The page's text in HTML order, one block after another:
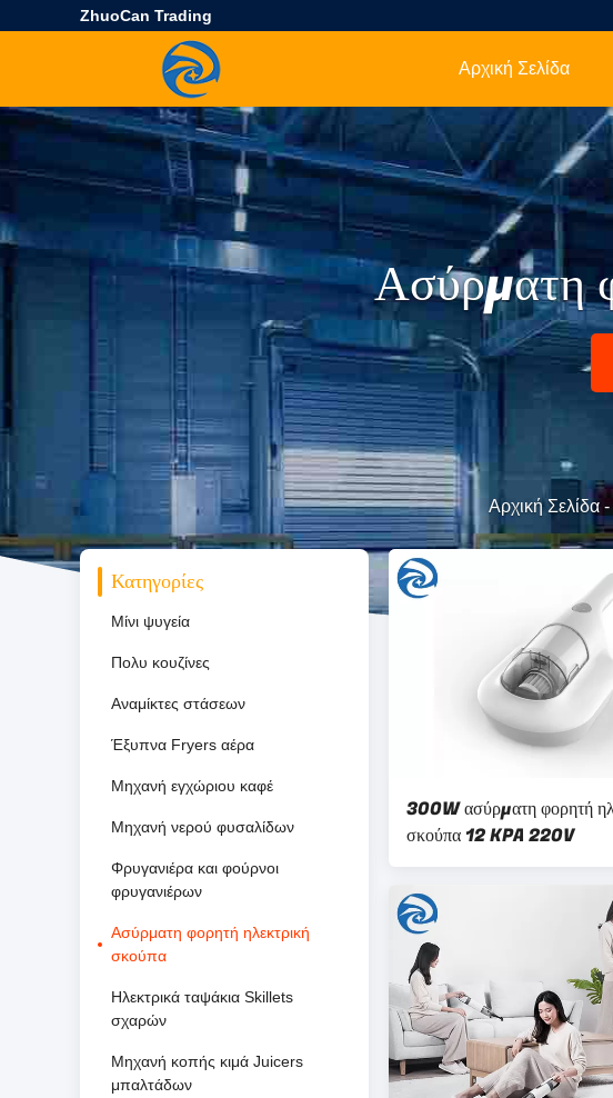
ZhuoCan Trading
Αρχική Σελίδα
Ασύρματη
Αρχική Σελίδα-
Κατηγορίες
Μίνι ψυγεία
Πολυ κουζίνες
Αναμίκτες στάσεων
Έξυπνα Fryers αέρα
Μηχανή εγχώριου καφέ
Μηχανή νερού φυσαλίδων
Φρυγανιέρα και φούρνοι
φρυγανιέρων
Ασύρματη φορητή ηλεκτρική
σκούπα
Ηλεκτρικά ταψάκια Skillets
σχαρών
Μηχανή κοπής κιμά Juicers
μπαλτάδων
300W ασύρματη φορητή
σκούπα 12 KPA 220V